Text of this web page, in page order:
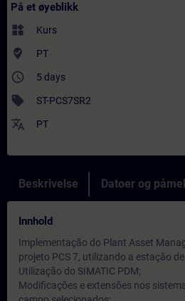
På et øyeblikk
widgets Kurs
where_to_vote PT
access_time 5 days
sell ST-PCS7SR2
translate PT
Beskrivelse Datoer og
Innhold
Implementação do Plant Asset
projeto PCS 7, utilizando a estação
Utilização do SIMATIC PDM;
Modificações e extensões nos